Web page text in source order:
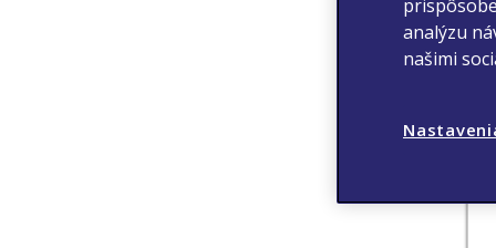
analýzu
našimi